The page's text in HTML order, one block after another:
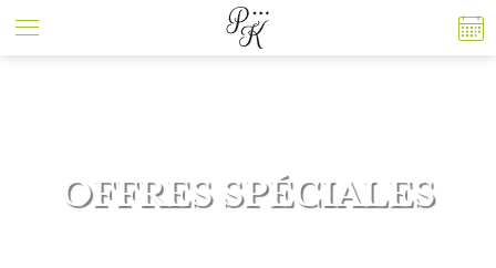
OFFRES SPÉCIALES
Panneau de gestion des cookies